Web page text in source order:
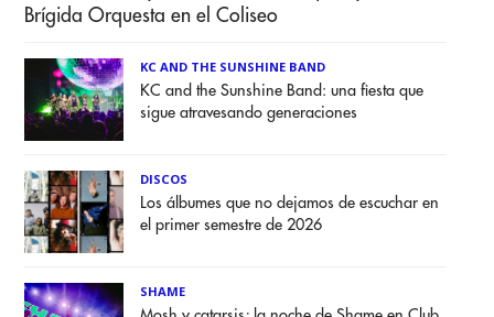
Brígida Orquesta en el Coliseo
KC AND THE SUNSHINE BAND
KC and the Sunshine Band: una fiesta que
sigue atravesando generaciones
DISCOS
Los álbumes que no dejamos de escuchar en
el primer semestre de 2026
SHAME